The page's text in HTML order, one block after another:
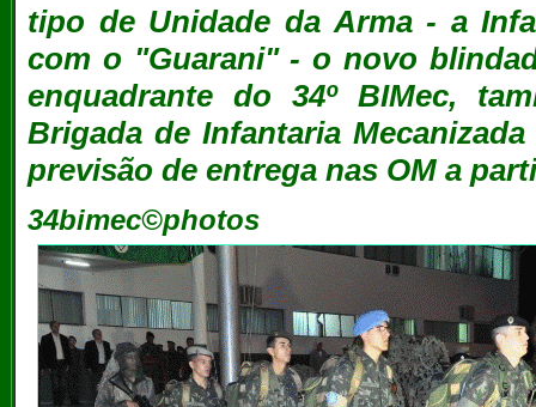
tipo de Unidade da Arma - a
com o "Guarani" - o novo
enquadrante do 34º BIMec,
Brigada de Infantaria
previsão de entrega nas OM a
34bimec©photos